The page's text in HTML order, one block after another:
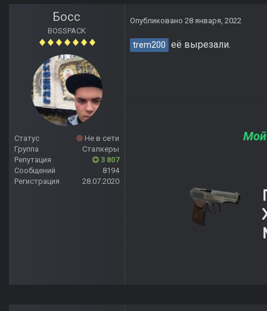
Босс
BOSSPACK
Статус
Не в сети
Группа
Сталкеры
Репутация
3 807
Сообщений
8194
Регистрация
28.07.2020
Опубликовано 28 января, 2022
trem200 её вырезали.